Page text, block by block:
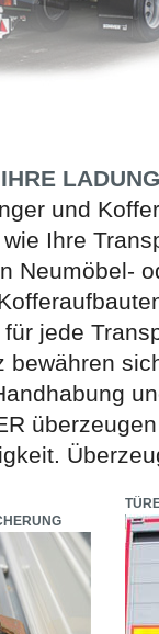
LADUNG
und
Ihre
Neumöbel-
jede